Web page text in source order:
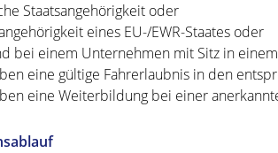
Staatsangehörigkeit oder
eines EU-/EWR-Staates oder
bei einem Unternehmen mit Sitz in
eine gültige Fahrerlaubnis in den
eine Weiterbildung bei einer